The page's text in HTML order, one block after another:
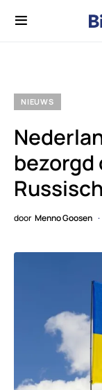
NIEUWS
bezorgd
door Menno Goosen